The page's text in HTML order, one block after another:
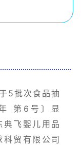
5批次食品抽
第6号〕显
飞婴儿用品
贸有限公司